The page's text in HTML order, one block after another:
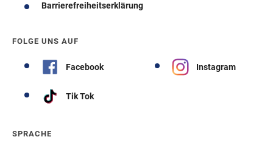
Barrierefreiheitserklärung
FOLGE UNS AUF
Facebook Instagram
Tik Tok
SPRACHE